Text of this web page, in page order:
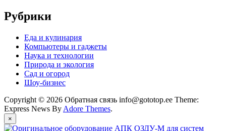
Рубрики
Еда и кулинария
Компьютеры и гаджеты
Наука и технологии
Природа и экология
Сад и огород
Шоу-бизнес
Copyright © 2026 Обратная связь info@gototop.ee Theme:
Express News By Adore Themes.
×